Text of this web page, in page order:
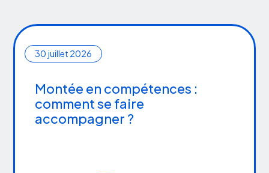
30 juillet 2026
Montée en compétences :
comment se faire
accompagner ?